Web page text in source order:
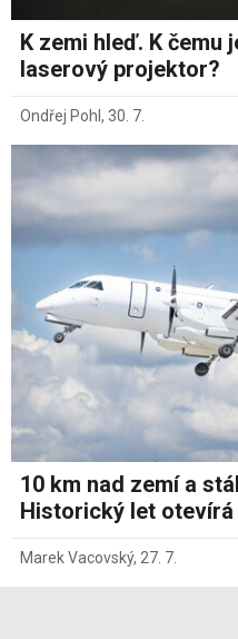
K zemi hleď. K čemu
laserový projektor?
Ondřej Pohl, 30. 7.
10 km nad zemí a
Historický let
Marek Vacovský, 27. 7.